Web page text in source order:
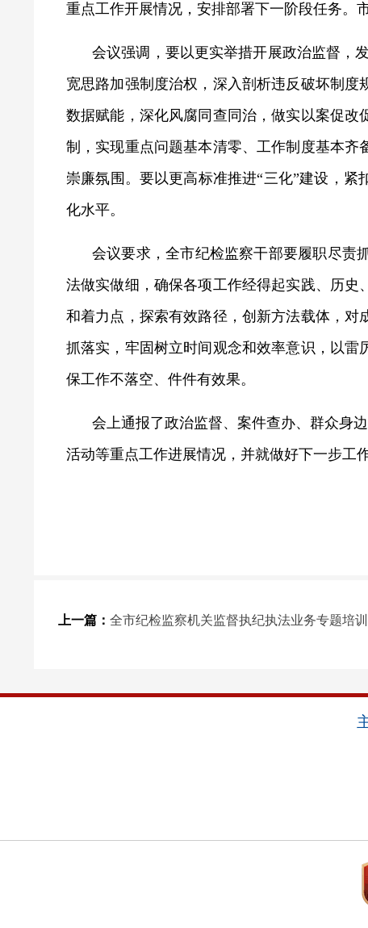
重点工作开展情况，安排部署下一阶段任务。
会议强调，要以更实举措开展政治监督，
宽思路加强制度治权，深入剖析违反破坏制
数据赋能，深化风腐同查同治，做实以案促
制，实现重点问题基本清零、工作制度基本
崇廉氛围。要以更高标准推进“三化”建设，
化水平。
会议要求，全市纪检监察干部要履职尽责
法做实做细，确保各项工作经得起实践、历
和着力点，探索有效路径，创新方法载体，
抓落实，牢固树立时间观念和效率意识，以
保工作不落空、件件有效果。
会上通报了政治监督、案件查办、群众身
活动等重点工作进展情况，并就做好下一步工
上一篇： 全市纪检监察机关监督执纪执法业务专题培